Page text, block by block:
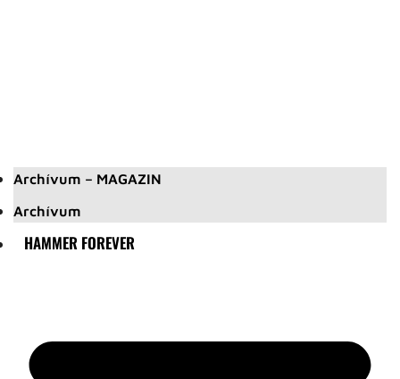
Archívum – MAGAZIN
Archívum
HAMMER FOREVER